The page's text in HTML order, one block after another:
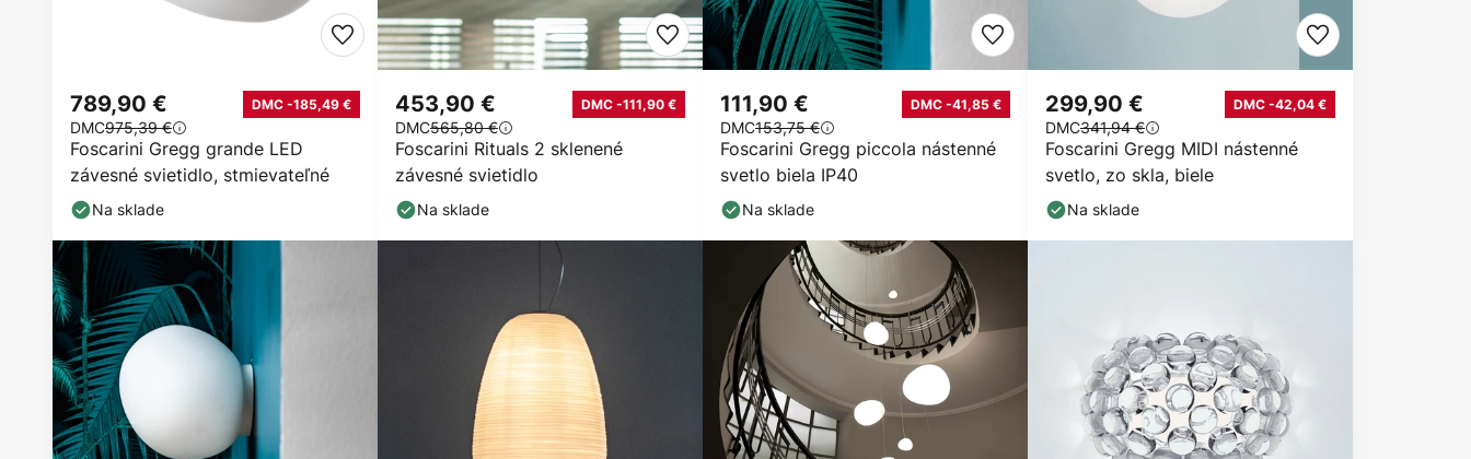
Foscarini Gregg grande LED
závesné svietidlo, stmievateľné
789,90 € DMC -185,49 €
DMC975,39 €
Na sklade
Foscarini Rituals 2 sklenené
závesné svietidlo
453,90 € DMC -111,90 €
DMC565,80 €
Na sklade
Foscarini Gregg piccola nástenné
svetlo biela IP40
111,90 € DMC -41,85 €
DMC153,75 €
Na sklade
Foscarini Gregg MIDI nástenné
svetlo, zo skla, biele
299,90 € DMC -42,04 €
DMC341,94 €
Na sklade